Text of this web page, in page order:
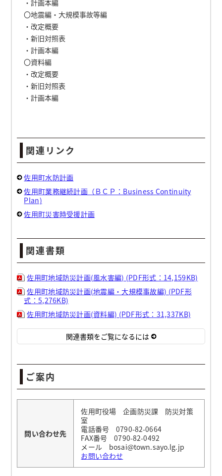
・計画本編
〇地震編・大規模事故等編
・改定概要
・新旧対照表
・計画本編
〇資料編
・改定概要
・新旧対照表
・計画本編
関連リンク
佐用町水防計画
佐用町業務継続計画（ＢＣＰ：Business Continuity
Plan)
佐用町災害時受援計画
関連書類
佐用町地域防災計画(風水害編) (PDF形式：14,159KB)
佐用町地域防災計画(地震編・大規模事故編) (PDF形
式：5,276KB)
佐用町地域防災計画(資料編) (PDF形式：31,337KB)
関連書類をご覧になるには
ご案内
問い合わせ先
佐用町役場 企画防災課 防災対策
室
電話番号 0790-82-0664
FAX番号 0790-82-0492
メール bosai@town.sayo.lg.jp
お問い合わせ